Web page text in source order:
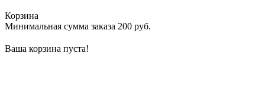
Корзина
Минимальная сумма заказа 200 руб.
Ваша корзина пуста!